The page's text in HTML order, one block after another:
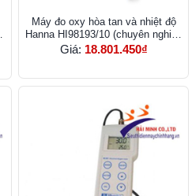
Máy đo oxy hòa tan và nhiệt độ
Hanna HI98193/10 (chuyên nghiệp
cáp 4m)
Giá: 18.801.450₫